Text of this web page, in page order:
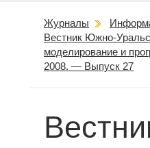
Журналы
Вестник Южно-
моделирование и
2008. — Выпуск 27